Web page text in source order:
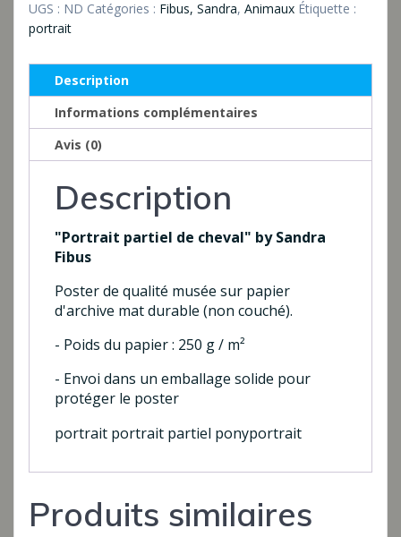
Pferd
UGS : ND Catégories : Fibus, Sandra, Animaux Étiquette :
portrait
Description
Informations complémentaires
Avis (0)
Description
"Portrait partiel de cheval" by Sandra
Fibus
Poster de qualité musée sur papier
d'archive mat durable (non couché).
- Poids du papier : 250 g / m²
- Envoi dans un emballage solide pour
protéger le poster
portrait portrait partiel ponyportrait
Produits similaires